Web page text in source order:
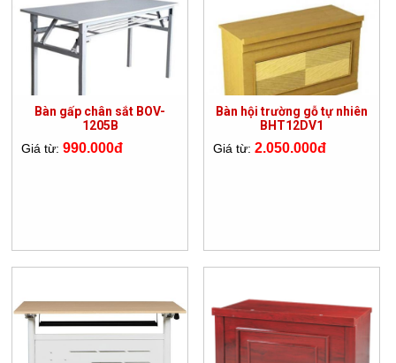
Bàn gấp chân sắt BOV-
1205B
Giá từ:990.000đ
Bàn hội trường gỗ tự nhiên
BHT12DV1
Giá từ:2.050.000đ